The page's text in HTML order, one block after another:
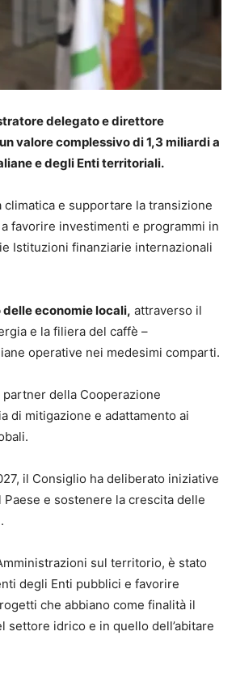
delegato e direttore
valore complessivo di 1,3 miliardi a
e degli Enti territoriali.
e supportare la transizione
favorire investimenti e programmi in
Istituzioni finanziarie internazionali
economie locali, attraverso il
e la filiera del caffè –
operative nei medesimi comparti.
della Cooperazione
di mitigazione e adattamento ai
il Consiglio ha deliberato iniziative
e sostenere la crescita delle
sul territorio, è stato
degli Enti pubblici e favorire
che abbiano come finalità il
idrico e in quello dell’abitare